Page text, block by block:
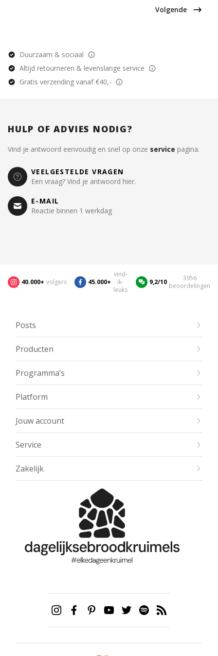
achterkant van de poster staat het logo van
DagelijkseBroodkruimels en een kleine
poster wordt dan ook los geleverd, dus zonder
eventueel afgebeelde klemborden en hangers.
Toch iets leuks kopen om kaarten mee neer te
zetten of op te hangen? Bekijk dan onze
[klemborden](/producten/klemborden) en
Volgende
Duurzaam & sociaal
Altijd retourneren & levenslange service
Gratis verzending vanaf €40,-
HULP OF ADVIES NODIG?
Vind je antwoord eenvoudig en snel op onze service pagina.
VEELGESTELDE VRAGEN
Een vraag? Vind je antwoord hier.
E-MAIL
Reactie binnen 1 werkdag
40.000+ volgers 45.000+
vind-
ik-
leuks
9,2/10
3956
beoordelingen
Posts
Producten
Programma’s
Platform
Jouw account
Service
Zakelijk